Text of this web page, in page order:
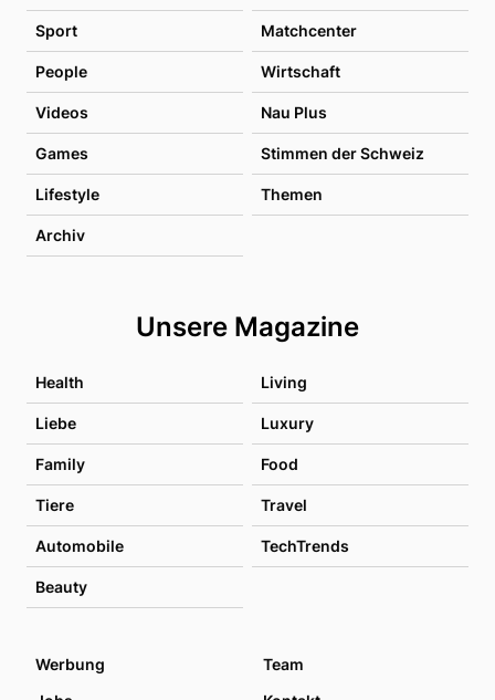
Sport Matchcenter
People Wirtschaft
Videos Nau Plus
Games Stimmen der Schweiz
Lifestyle Themen
Archiv
Unsere Magazine
Health Living
Liebe Luxury
Family Food
Tiere Travel
Automobile TechTrends
Beauty
Werbung
Team